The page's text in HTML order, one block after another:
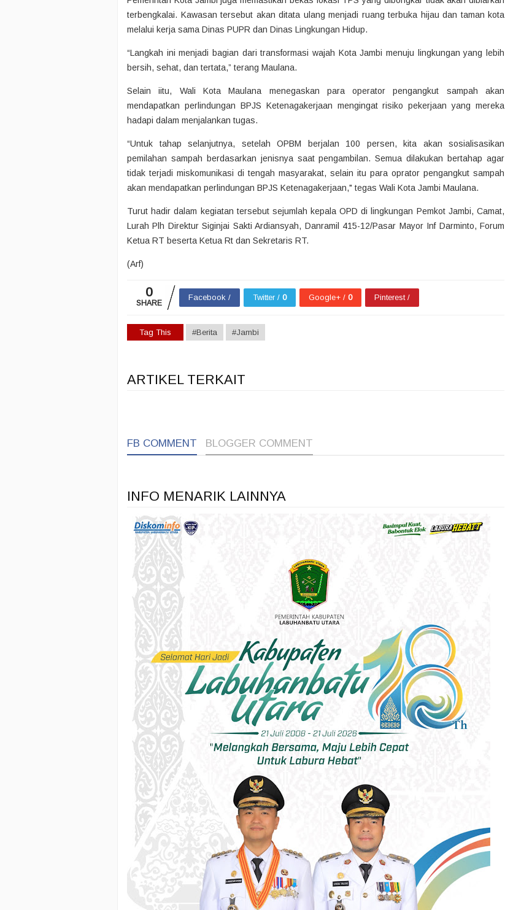
terbengkalai. Kawasan tersebut akan ditata ulang menjadi ruang terbuka hijau dan taman kota
melalui kerja sama Dinas PUPR dan Dinas Lingkungan Hidup.
“Langkah ini menjadi bagian dari transformasi wajah Kota Jambi menuju lingkungan yang lebih
bersih, sehat, dan tertata,” terang Maulana.
Selain iitu, Wali Kota Maulana menegaskan para operator pengangkut sampah akan
mendapatkan perlindungan BPJS Ketenagakerjaan mengingat risiko pekerjaan yang mereka
hadapi dalam menjalankan tugas.
“Untuk tahap selanjutnya, setelah OPBM berjalan 100 persen, kita akan sosialisasikan
pemilahan sampah berdasarkan jenisnya saat pengambilan. Semua dilakukan bertahap agar
tidak terjadi miskomunikasi di tengah masyarakat, selain itu para oprator pengangkut sampah
akan mendapatkan perlindungan BPJS Ketenagakerjaan," tegas Wali Kota Jambi Maulana.
Turut hadir dalam kegiatan tersebut sejumlah kepala OPD di lingkungan Pemkot Jambi, Camat,
Lurah Plh Direktur Siginjai Sakti Ardiansyah, Danramil 415-12/Pasar Mayor Inf Darminto, Forum
Ketua RT beserta Ketua Rt dan Sekretaris RT.
(Arf)
0
SHARE
Facebook / Twitter / 0 Google+ / 0 Pinterest /
Tag This #Berita #Jambi
ARTIKEL TERKAIT
FB COMMENT BLOGGER COMMENT
INFO MENARIK LAINNYA